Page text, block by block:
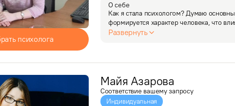
психолога
О себе
Как я стала психологом? Думаю
формируется характер человека, что
отношений, устойчивость. И что можно
Развернуть
Майя Азарова
Соответствие вашему запросу
Индивидуальная